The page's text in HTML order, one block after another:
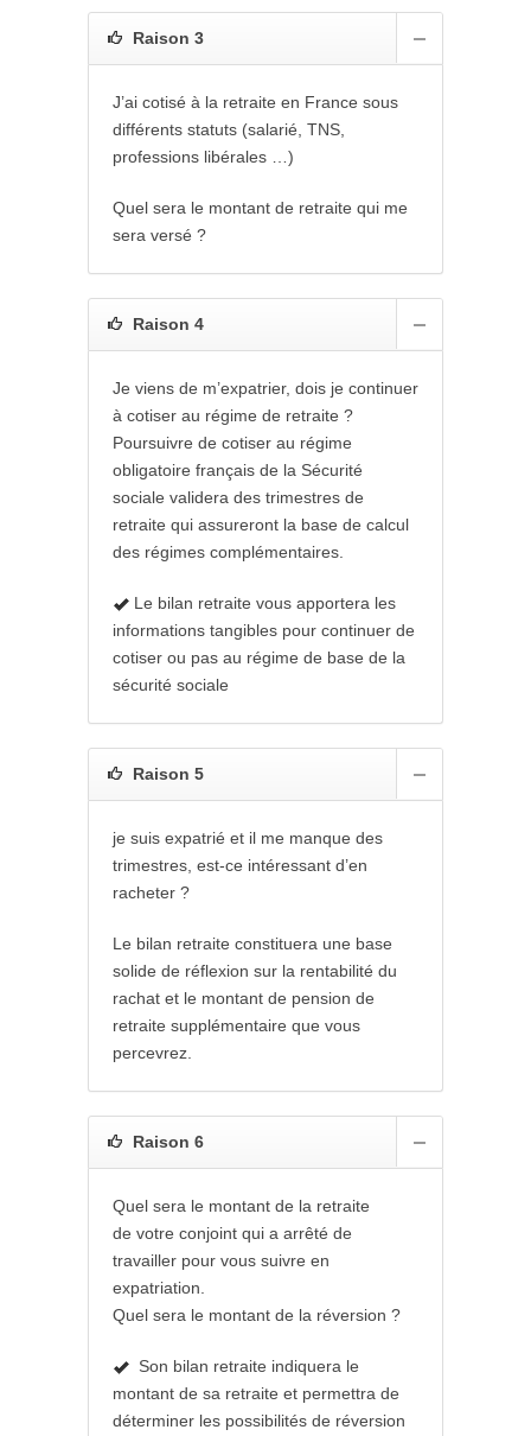
Raison 3
J’ai cotisé à la retraite en France sous
différents statuts (salarié, TNS,
professions libérales …)
Quel sera le montant de retraite qui me
sera versé ?
Raison 4
Je viens de m’expatrier, dois je continuer
à cotiser au régime de retraite ?
Poursuivre de cotiser au régime
obligatoire français de la Sécurité
sociale validera des trimestres de
retraite qui assureront la base de calcul
des régimes complémentaires.
Le bilan retraite vous apportera les
informations tangibles pour continuer de
cotiser ou pas au régime de base de la
sécurité sociale
Raison 5
je suis expatrié et il me manque des
trimestres, est-ce intéressant d’en
racheter ?
Le bilan retraite constituera une base
solide de réflexion sur la rentabilité du
rachat et le montant de pension de
retraite supplémentaire que vous
percevrez.
Raison 6
Quel sera le montant de la retraite
de votre conjoint qui a arrêté de
travailler pour vous suivre en
expatriation.
Quel sera le montant de la réversion ?
Son bilan retraite indiquera le
montant de sa retraite et permettra de
déterminer les possibilités de réversion